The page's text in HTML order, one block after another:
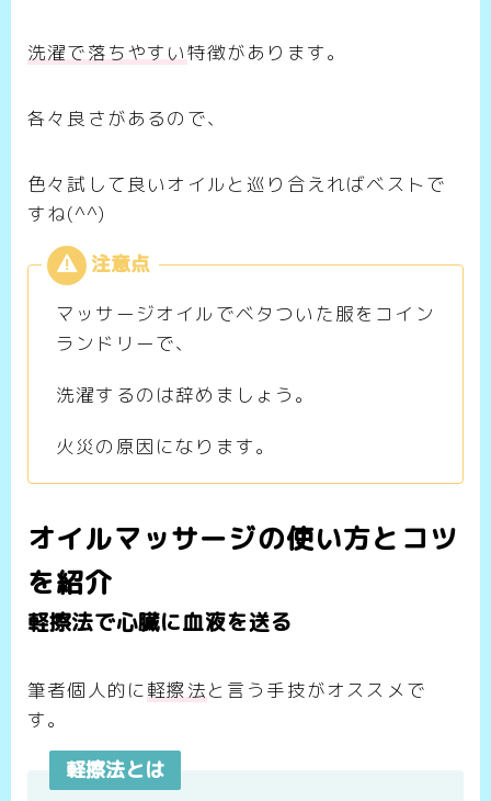
洗濯で落ちやすい特徴があります。
各々良さがあるので、
色々試して良いオイルと巡り合えればベストで
すね(^^)
マッサージオイルでベタついた服をコイン
ランドリーで、
洗濯するのは辞めましょう。
火災の原因になります。
オイルマッサージの使い方とコツ
を紹介
軽擦法で心臓に血液を送る
筆者個人的に軽擦法と言う手技がオススメで
す。
軽擦法とは